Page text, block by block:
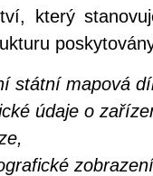
který
státní mapová
údaje o